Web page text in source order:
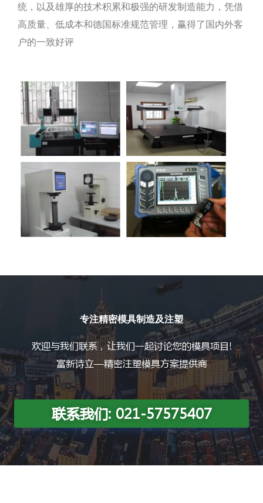
统，以及雄厚的技术积累和极强的研发制造能力，凭借
高质量、低成本和德国标准规范管理，赢得了国内外客
户的一致好评
专注精密模具制造及注塑
欢迎与我们联系，让我们一起讨论您的模具项目!
富新诗立—精密注塑模具方案提供商
联系我们: 021-57575407